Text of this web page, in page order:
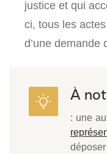
justice et qui
ci, tous les
d’une demande
À
: une